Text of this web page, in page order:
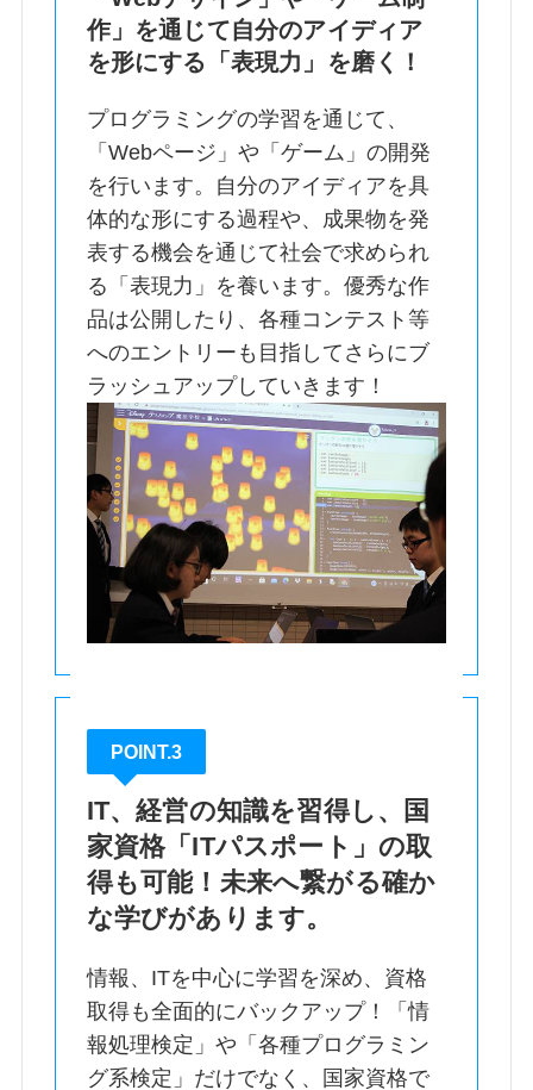
作」を通じて自分のアイディア
を形にする「表現力」を磨く！
プログラミングの学習を通じて、
「Webページ」や「ゲーム」の開発
を行います。自分のアイディアを具
体的な形にする過程や、成果物を発
表する機会を通じて社会で求められ
る「表現力」を養います。優秀な作
品は公開したり、各種コンテスト等
へのエントリーも目指してさらにブ
ラッシュアップしていきます！
POINT.3
IT、経営の知識を習得し、国
家資格「ITパスポート」の取
得も可能！未来へ繋がる確か
な学びがあります。
情報、ITを中心に学習を深め、資格
取得も全面的にバックアップ！「情
報処理検定」や「各種プログラミン
グ系検定」だけでなく、国家資格で